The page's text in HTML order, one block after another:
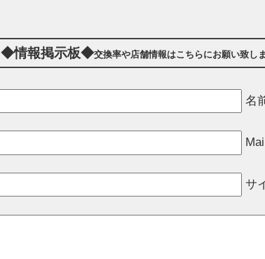
◆情報掲示板◆交換率や店舗情報はこちらにお願い致し
名
サ